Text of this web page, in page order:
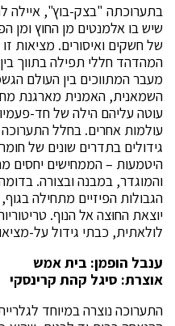
בתערוכתה "בצק-בוץ", איילה
שיש בו אלמנטים מן החוץ ומן
של חשקים ואיסורים. מציאות
המהדהד חללי תפילה בתווך
מעבר המתווכים בין העולם
השמאנית, האמנית מארגנת
עוטה עליהם הילה של חד-
עולמות אחרים. בחלל התערוכה
גידולים בתדרים שונים של
היטמעות – הממחישים יחסים
והמוגדר, במבנה ובצורה.
הגבולות הפיזיים מתחילה
יוצאת החוּצה אל הנוף.
לולאתית, כבתי גידול על-
ענבל הופמן: בית אמש
אוצרת: סיגל קהת קרינסקי
התערוכה נוצרה במיוחד